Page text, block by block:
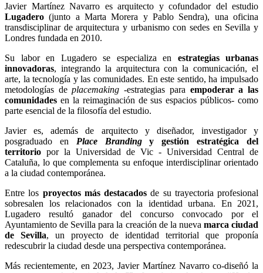
Javier Martínez Navarro es arquitecto y cofundador del estudio
Lugadero(junto a Marta Morera y Pablo Sendra), una oficina
transdisciplinar de arquitectura y urbanismo con sedes en Sevilla y
Londres fundada en 2010.
Su labor en Lugadero se especializa en estrategias urbanas
innovadoras, integrando la arquitectura con la comunicación, el
arte, la tecnología y las comunidades. En este sentido, ha impulsado
metodologías deplacemaking-estrategias para empoderar a las
comunidades en la reimaginación de sus espacios públicos- como
parte esencial de la filosofía del estudio.
Javier es, además de arquitecto y diseñador, investigador y
posgraduado en Place Brandingy gestión estratégica del
territorio por la Universidad de Vic - Universidad Central de
Cataluña, lo que complementa su enfoque interdisciplinar orientado
a la ciudad contemporánea.
Entre los proyectos más destacadosde su trayectoria profesional
sobresalen los relacionados con la identidad urbana. En 2021,
Lugadero resultó ganador del concurso convocado por el
Ayuntamiento de Sevilla para la creación de la nueva marca ciudad
de Sevilla, un proyecto de identidad territorial que proponía
redescubrir la ciudad desde una perspectiva contemporánea.
Más recientemente, en 2023, Javier Martínez Navarro co-diseñó la